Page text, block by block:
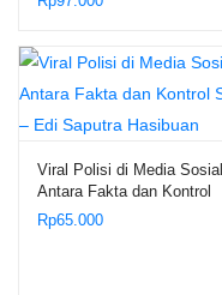
Viral Polisi di Media Sosial
Antara Fakta dan Kontrol
Sosial – Edi Saputra
Hasibuan
Rp65.000